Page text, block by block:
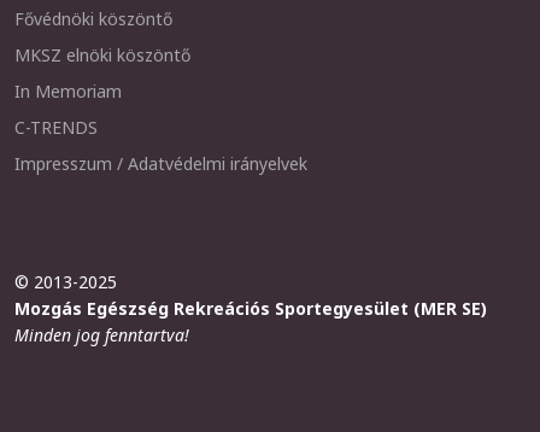
Fővédnöki köszöntő
MKSZ elnöki köszöntő
In Memoriam
C-TRENDS
Impresszum / Adatvédelmi irányelvek
© 2013-2025
Mozgás Egészség Rekreációs Sportegyesület (MER SE)
Minden jog fenntartva!